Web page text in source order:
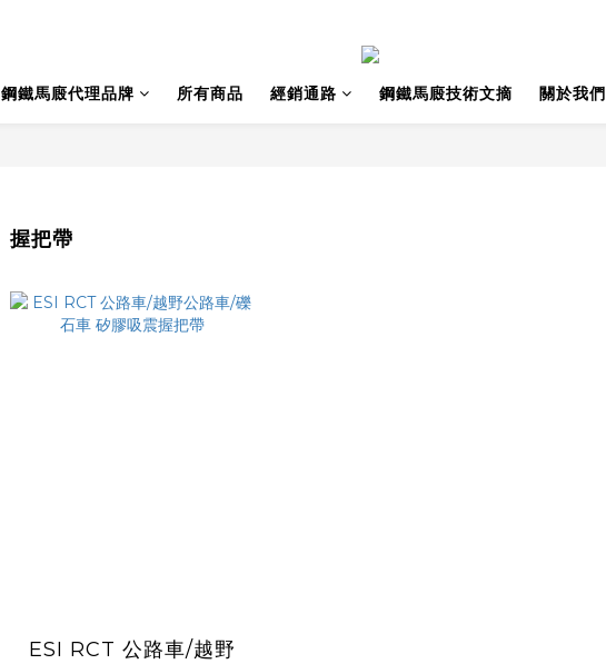
鋼鐵馬廄代理品牌 所有商品 經銷通路 鋼鐵馬廄技術文摘 關於我們
握把帶
ESI RCT 公路車/越野